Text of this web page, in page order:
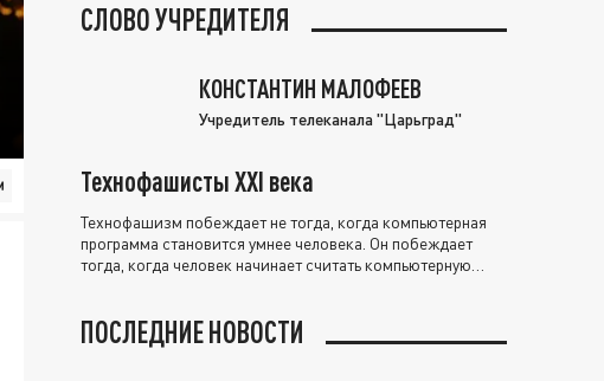
СЛОВО УЧРЕДИТЕЛЯ
КОНСТАНТИН МАЛОФЕЕВ
Учредитель телеканала "Царьград"
Технофашисты XXI века
Технофашизм побеждает не тогда, когда компьютерная
программа становится умнее человека. Он побеждает
тогда, когда человек начинает считать компьютерную
ПОСЛЕДНИЕ НОВОСТИ